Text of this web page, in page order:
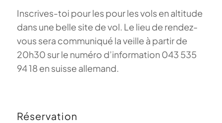
Inscrives-toi pour les pour les vols en altitude
dans une belle site de vol. Le lieu de rendez-
vous sera communiqué la veille à partir de
20h30 sur le numéro d’information 043 535
94 18 en suisse allemand.
Réservation